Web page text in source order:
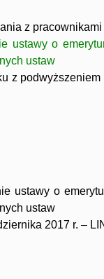
z
ustawy o
ustaw
z
ustawy o
ustaw
2017 r. –